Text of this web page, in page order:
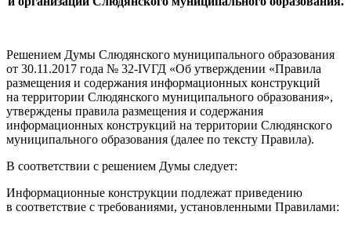
Решением Думы Слюдянского муниципального образования
от 30.11.2017 года № 32-IVГД «Об утверждении «Правила
размещения и содержания информационных конструкций
на территории Слюдянского муниципального образования»,
утверждены правила размещения и содержания
информационных конструкций на территории Слюдянского
муниципального образования (далее по тексту Правила).
В соответствии с решением Думы следует:
Информационные конструкции подлежат приведению
в соответствие с требованиями, установленными Правилами: